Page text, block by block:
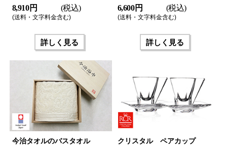
8,910 円 (税込)
(送料・文字料金含む)
詳しく見る
6,600 円 (税込)
(送料・文字料金含む)
詳しく見る
今治タオルのバスタオル クリスタル ペアカップ